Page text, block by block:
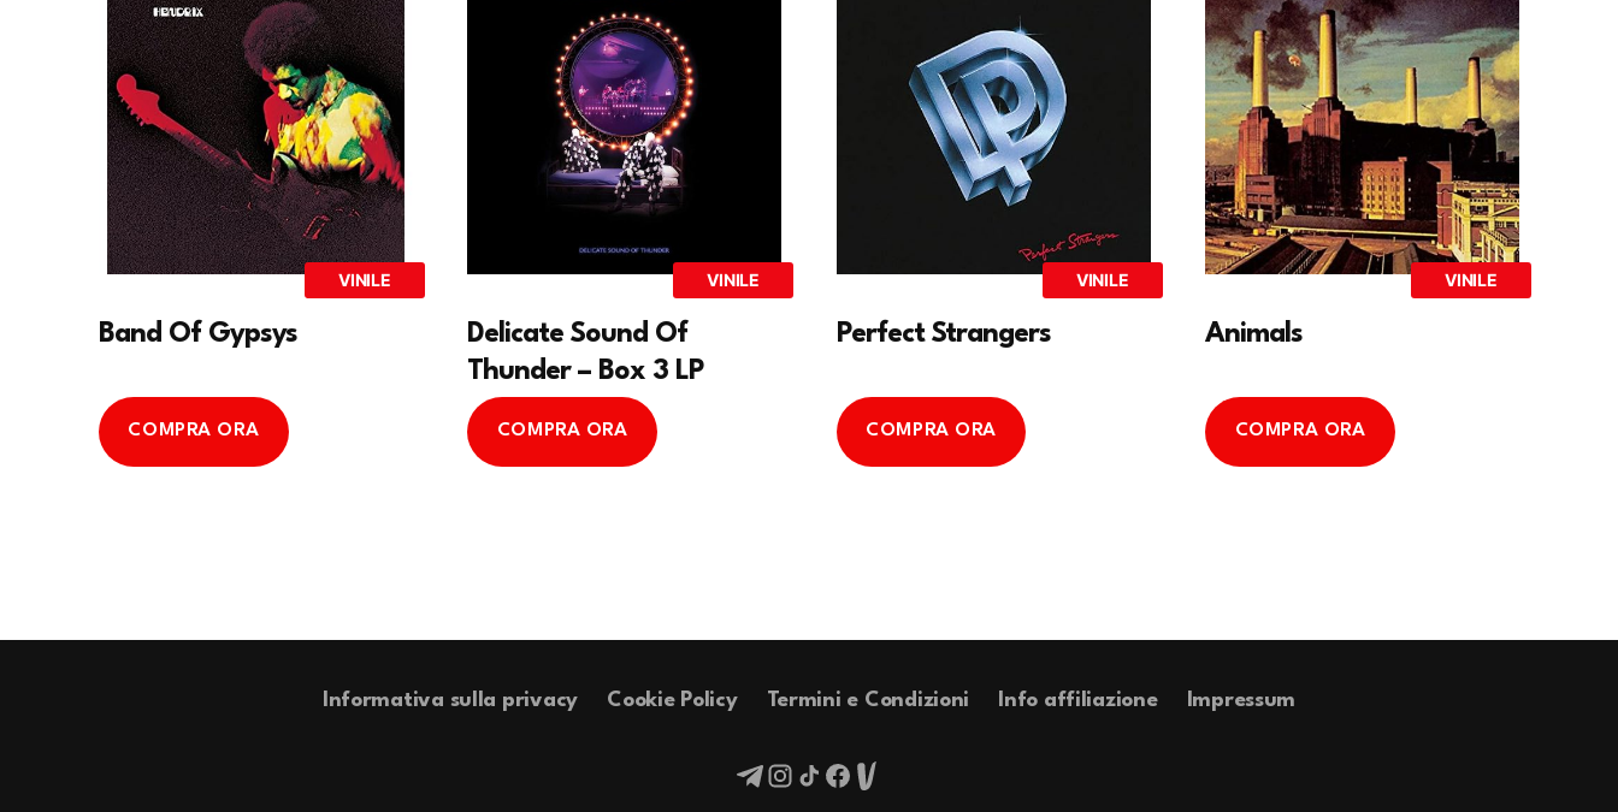
VINILE
Band Of Gypsys
COMPRA ORA
VINILE
Delicate Sound Of
Thunder – Box 3 LP
COMPRA ORA
VINILE
Perfect Strangers
COMPRA ORA
VINILE
Animals
COMPRA ORA
Informativa sulla privacy Cookie Policy Termini e Condizioni Info affiliazione Impressum